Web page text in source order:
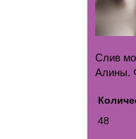
Слив
Алины.
48